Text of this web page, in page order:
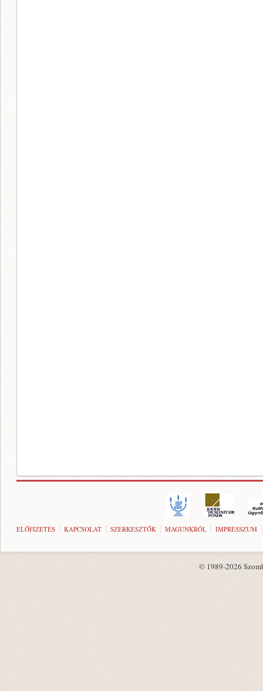
ELŐFIZETÉS KAPCSOLAT SZERKESZTŐK MAGUNKRÓL IMPRESSZUM
© 1989-2026